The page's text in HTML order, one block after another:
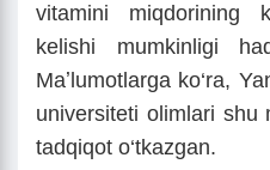
vitamini miqdorining
kelishi mumkinligi
Maʼlumotlarga ko‘ra,
universiteti olimlari shu
tadqiqot o‘tkazgan.